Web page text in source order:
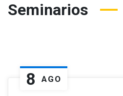
Seminarios
8 AGO